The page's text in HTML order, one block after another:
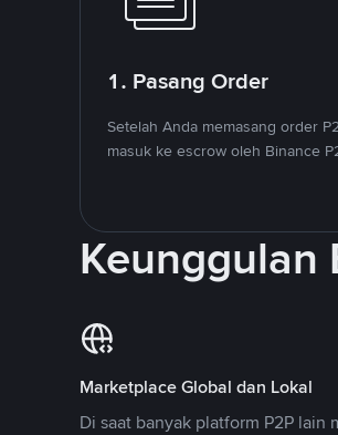
1. Pasang Order
Setelah Anda memasang order
masuk ke escrow oleh Binance
Keunggulan
Marketplace Global dan Lokal
Di saat banyak platform P2P lain